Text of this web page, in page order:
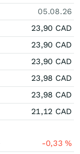
05.08.26
23,90 CAD
23,90 CAD
23,90 CAD
23,98 CAD
23,98 CAD
21,12 CAD
-0,33%